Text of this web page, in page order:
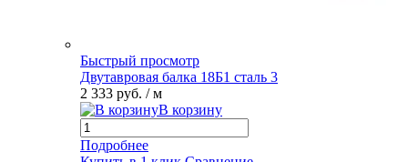
Быстрый просмотр
Двутавровая балка 18Б1 сталь 3
2 333 руб. / м
В корзину
Подробнее